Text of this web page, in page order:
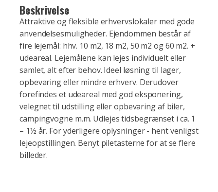
Beskrivelse
Attraktive og fleksible erhvervslokaler med gode
anvendelsesmuligheder. Ejendommen består af
fire lejemål: hhv. 10 m2, 18 m2, 50 m2 og 60 m2. +
udeareal. Lejemålene kan lejes individuelt eller
samlet, alt efter behov. Ideel løsning til lager,
opbevaring eller mindre erhverv. Derudover
forefindes et udeareal med god eksponering,
velegnet til udstilling eller opbevaring af biler,
campingvogne m.m. Udlejes tidsbegrænset i ca. 1
– 1½ år. For yderligere oplysninger - hent venligst
lejeopstillingen. Benyt piletasterne for at se flere
billeder.